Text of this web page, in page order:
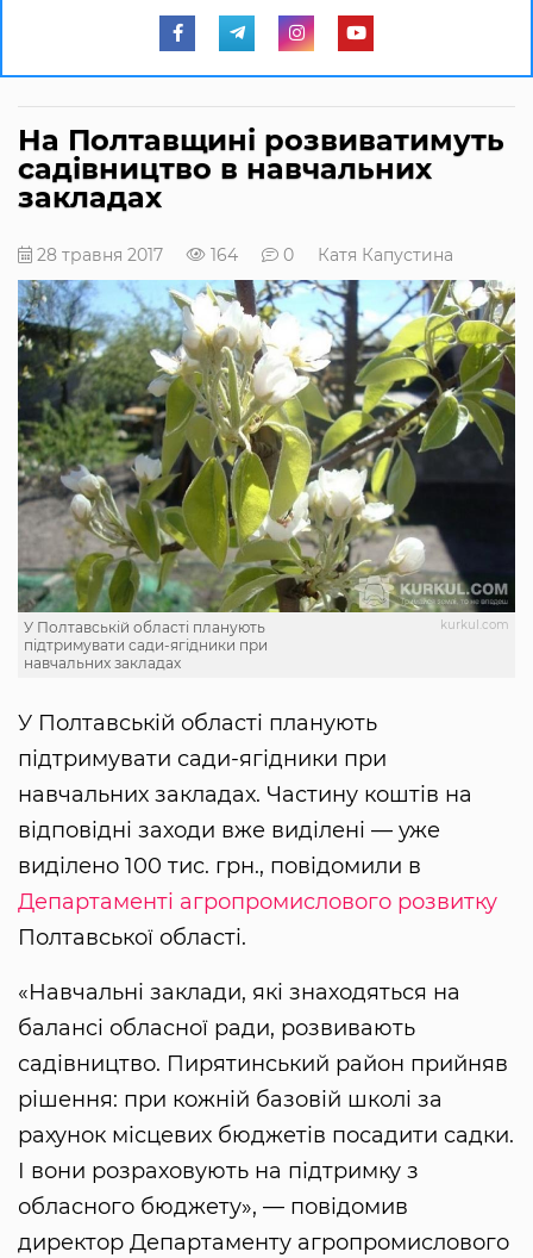
На Полтавщині розвиватимуть
садівництво в навчальних
закладах
28 травня 2017 164 0 Катя Капустина
kurkul.com
У Полтавській області планують
підтримувати сади-ягідники при
навчальних закладах
У Полтавській області планують
підтримувати сади-ягідники при
навчальних закладах. Частину коштів на
відповідні заходи вже виділені — уже
виділено 100 тис. грн., повідомили в
Департаменті агропромислового розвитку
Полтавської області.
«Навчальні заклади, які знаходяться на
балансі обласної ради, розвивають
садівництво. Пирятинський район прийняв
рішення: при кожній базовій школі за
рахунок місцевих бюджетів посадити садки.
І вони розраховують на підтримку з
обласного бюджету», — повідомив
директор Департаменту агропромислового